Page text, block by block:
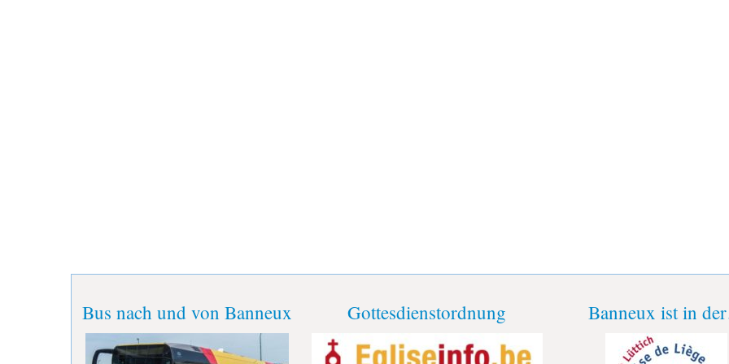
Bus nach und von Banneux Gottesdienstordnung Banneux ist in